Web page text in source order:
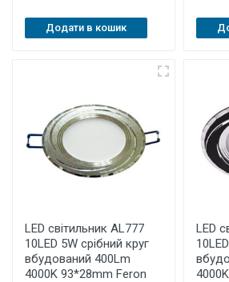
Додати в кошик
LED світильник AL777
10LED 5W срібний круг
вбудований 400Lm
4000K 93*28mm Feron
LED